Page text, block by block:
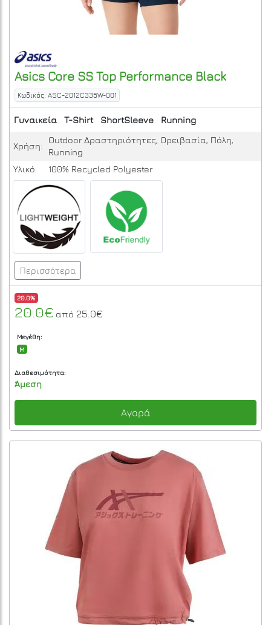
Asics Core SS Top Performance Black
Κωδικός: ASC-2012C335W-001
Γυναικεία T-Shirt ShortSleeve Running
Χρήση:
Outdoor Δραστηριότητες, Ορειβασία, Πόλη,
Running
Υλικό:
100% Recycled Polyester
Περισσότερα
20.0%
20.0€ από 25.0€
Μεγέθη:
M
Διαθεσιμότητα:
Άμεση
Αγορά